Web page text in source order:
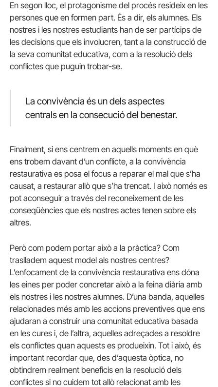
En segon lloc, el protagonisme del procés resideix en les
persones que en formen part. És a dir, els alumnes. Els
nostres i les nostres estudiants han de ser partícips de
les decisions que els involucren, tant a la construcció de
la seva comunitat educativa, com a la resolució dels
conflictes que puguin trobar-se.
La convivència és un dels aspectes
centrals en la consecució del benestar.
Finalment, si ens centrem en aquells moments en què
ens trobem davant d’un conflicte, a la convivència
restaurativa es posa el focus a reparar el mal que s’ha
causat, a restaurar allò que s’ha trencat. I això només es
pot aconseguir a través del reconeixement de les
conseqüències que els nostres actes tenen sobre els
altres.
Però com podem portar això a la pràctica? Com
traslladem aquest model als nostres centres?
L’enfocament de la convivència restaurativa ens dóna
les eines per poder concretar això a la feina diària amb
els nostres i les nostres alumnes. D’una banda, aquelles
relacionades més amb les accions preventives que ens
ajudaran a construir una comunitat educativa basada
en les cures i, de l’altra, aquelles adreçades a resoldre
els conflictes quan aquests es produeixin. Tot i això, és
important recordar que, des d’aquesta òptica, no
obtindrem realment beneficis en la resolució dels
conflictes si no cuidem tot allò relacionat amb les